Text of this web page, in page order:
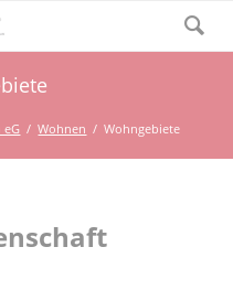
eG Wohnen Wohngebiete